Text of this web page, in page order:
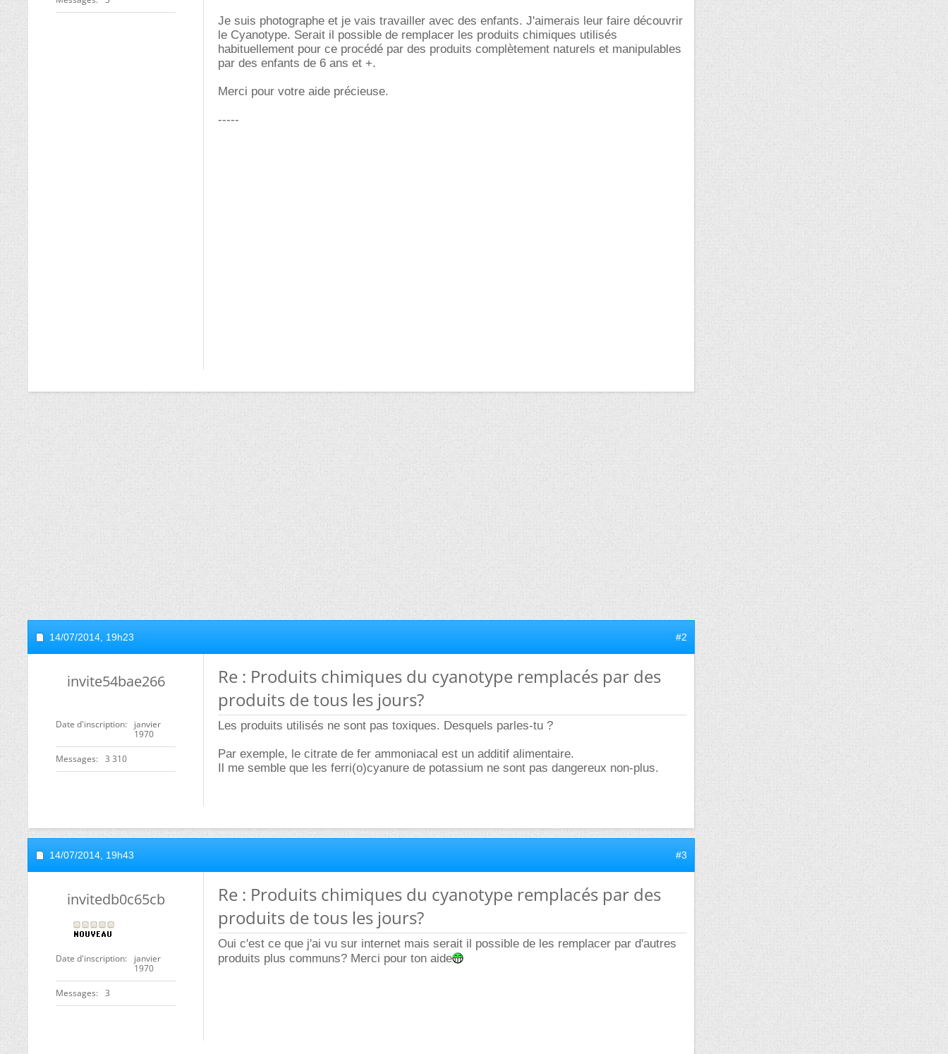
Je suis photographe et je vais travailler avec des enfants. J'aimerais leur faire découvrir
le Cyanotype. Serait il possible de remplacer les produits chimiques utilisés
habituellement pour ce procédé par des produits complètement naturels et manipulables
par des enfants de 6 ans et +.
Merci pour votre aide précieuse.
-----
14/07/2014, 19h23 #2
invite54bae266
Date d'inscription
janvier
1970
Messages 3 310
Re : Produits chimiques du cyanotype remplacés par des
produits de tous les jours?
Les produits utilisés ne sont pas toxiques. Desquels parles-tu ?
Par exemple, le citrate de fer ammoniacal est un additif alimentaire.
Il me semble que les ferri(o)cyanure de potassium ne sont pas dangereux non-plus.
14/07/2014, 19h43 #3
invitedb0c65cb
Date d'inscription
janvier
1970
Messages 3
Re : Produits chimiques du cyanotype remplacés par des
produits de tous les jours?
Oui c'est ce que j'ai vu sur internet mais serait il possible de les remplacer par d'autres
produits plus communs? Merci pour ton aide